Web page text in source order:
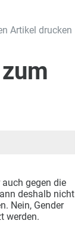
Artikel drucken
gegen die
deshalb nicht
Nein, Gender
werden.